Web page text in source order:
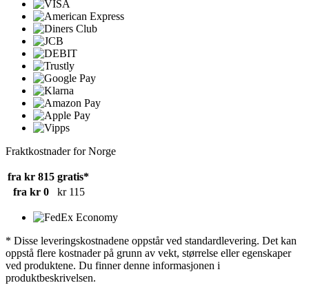
Fraktkostnader for Norge
fra kr 815 gratis*
fra kr 0
kr 115
* Disse leveringskostnadene oppstår ved standardlevering. Det kan
oppstå flere kostnader på grunn av vekt, størrelse eller egenskaper
ved produktene. Du finner denne informasjonen i
produktbeskrivelsen.